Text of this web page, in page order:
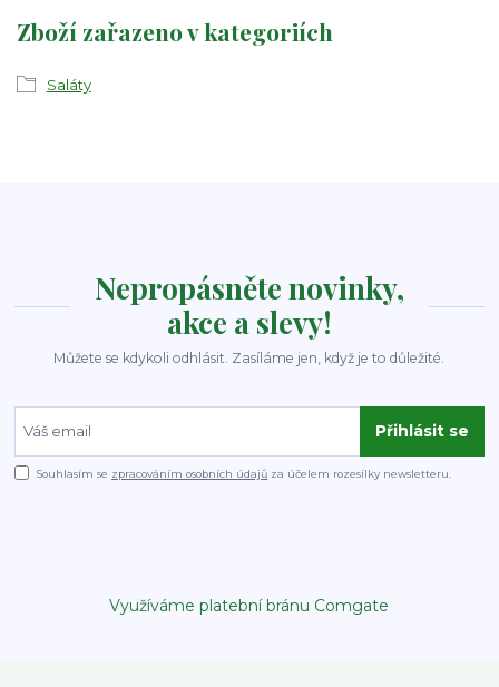
Zboží zařazeno v kategoriích
Saláty
Nepropásněte novinky,
akce a slevy!
Můžete se kdykoli odhlásit. Zasíláme jen, když je to důležité.
Přihlásit se
Souhlasím se zpracováním osobních údajů za účelem rozesílky newsletteru.
Využíváme platební bránu Comgate